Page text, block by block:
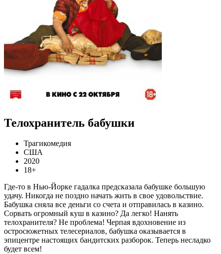
Телохранитель бабушки
Трагикомедия
США
2020
18+
Где-то в Нью-Йорке гадалка предсказала бабушке большую
удачу. Никогда не поздно начать жить в свое удовольствие.
Бабушка сняла все деньги со счета и отправилась в казино.
Сорвать огромный куш в казино? Да легко! Нанять
телохранителя? Не проблема! Черпая вдохновение из
остросюжетных телесериалов, бабушка оказывается в
эпицентре настоящих бандитских разборок. Теперь несладко
будет всем!